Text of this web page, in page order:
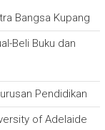
Bangsa Kupang
Beli Buku dan
Pendidikan
of Adelaide